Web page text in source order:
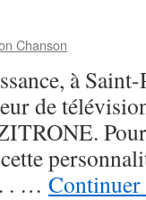
Chanson
à
de
. …